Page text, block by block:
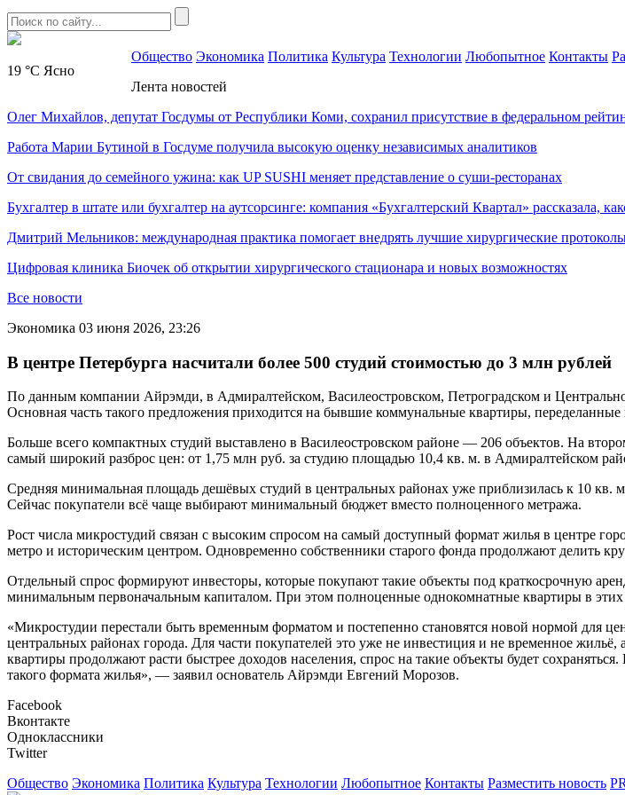
19 °C Ясно
Общество Экономика Политика Культура Технологии Любопытное Контакты
Лента новостей
Олег Михайлов, депутат Госдумы от Республики Коми, сохранил присутствие в федеральном
Работа Марии Бутиной в Госдуме получила высокую оценку независимых аналитиков
От свидания до семейного ужина: как UP SUSHI меняет представление о суши-ресторанах
Бухгалтер в штате или бухгалтер на аутсорсинге: компания «Бухгалтерский Квартал» рассказала,
Дмитрий Мельников: международная практика помогает внедрять лучшие хирургические
Цифровая клиника Биочек об открытии хирургического стационара и новых возможностях
Все новости
Экономика 03 июня 2026, 23:26
В центре Петербурга насчитали более 500 студий стоимостью до 3 млн рублей
По данным компании Айрэмди, в Адмиралтейском, Василеостровском, Петроградском и
Основная часть такого предложения приходится на бывшие коммунальные квартиры,
Больше всего компактных студий выставлено в Василеостровском районе — 206 объектов. На
самый широкий разброс цен: от 1,75 млн руб. за студию площадью 10,4 кв. м. в Адмиралтейском
Средняя минимальная площадь дешёвых студий в центральных районах уже приблизилась к 10 кв.
Сейчас покупатели всё чаще выбирают минимальный бюджет вместо полноценного метража.
Рост числа микростудий связан с высоким спросом на самый доступный формат жилья в центре
метро и историческим центром. Одновременно собственники старого фонда продолжают делить
Отдельный спрос формируют инвесторы, которые покупают такие объекты под краткосрочную
минимальным первоначальным капиталом. При этом полноценные однокомнатные квартиры в этих
«Микростудии перестали быть временным форматом и постепенно становятся новой нормой для
центральных районах города. Для части покупателей это уже не инвестиция и не временное
квартиры продолжают расти быстрее доходов населения, спрос на такие объекты будет
такого формата жилья», — заявил основатель Айрэмди Евгений Морозов.
Facebook
Вконтакте
Одноклассники
Twitter
Общество Экономика Политика Культура Технологии Любопытное Контакты Разместить новость